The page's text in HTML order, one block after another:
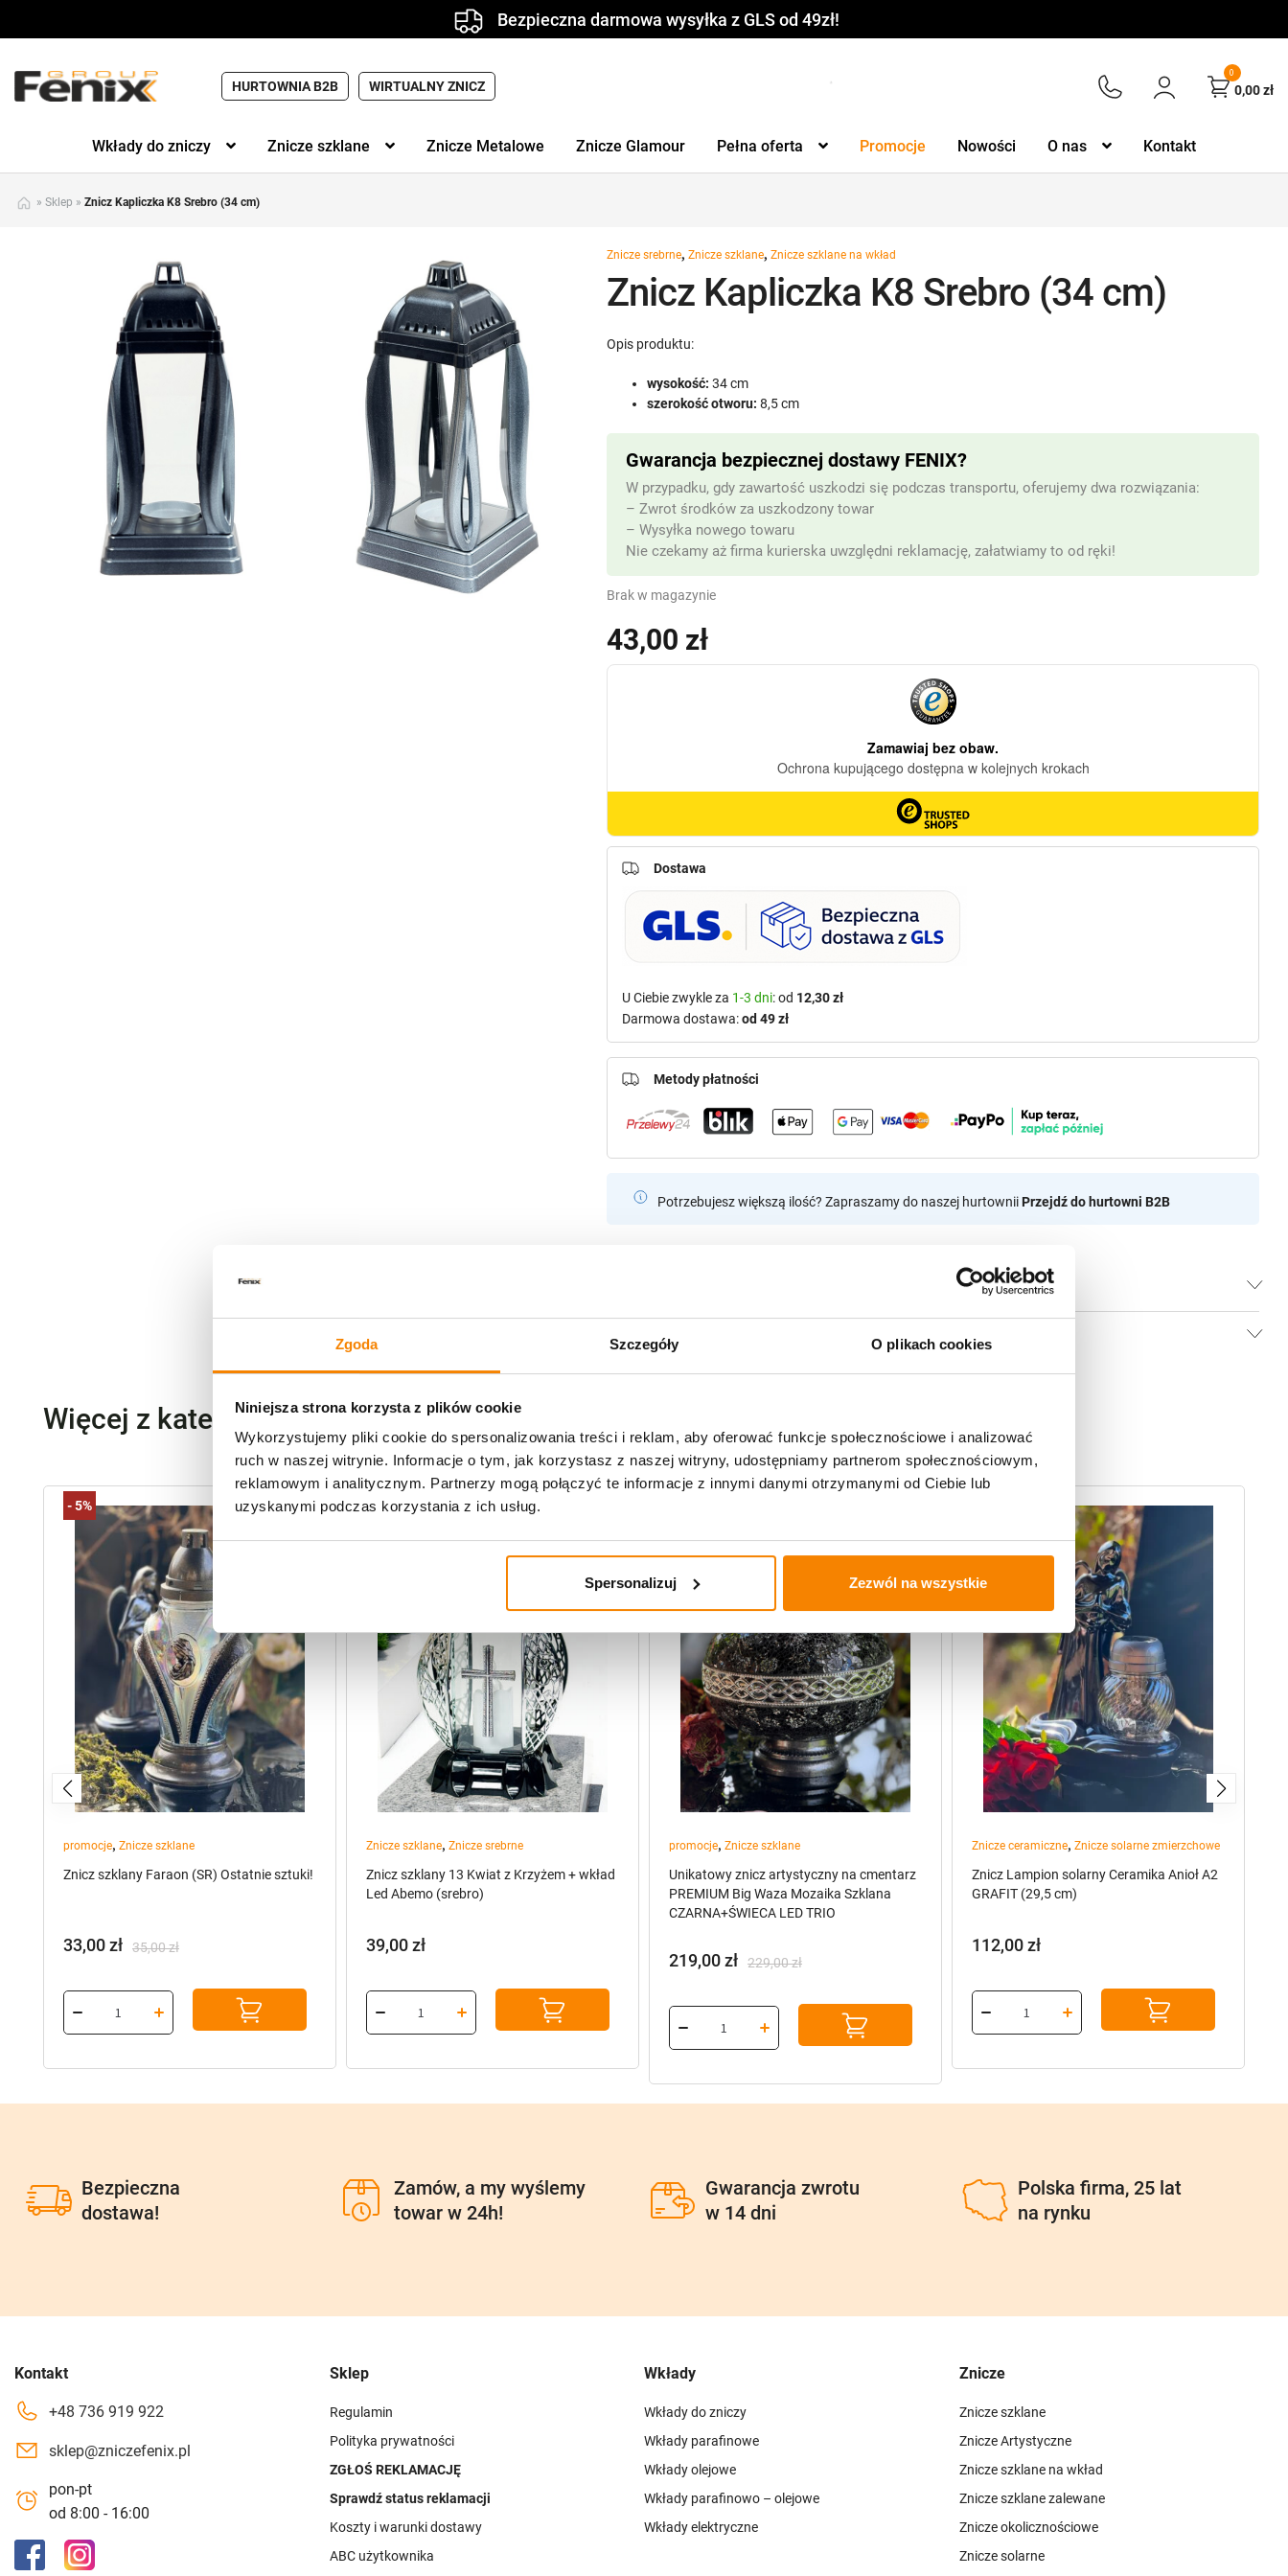
Zgoda Szczegóły O plikach cookies
Niniejsza strona korzysta z plików cookie
Wykorzystujemy pliki cookie do spersonalizowania treści i reklam, aby oferować funkcje społecznościowe i analizować
ruch w naszej witrynie. Informacje o tym, jak korzystasz z naszej witryny, udostępniamy partnerom społecznościowym,
reklamowym i analitycznym. Partnerzy mogą połączyć te informacje z innymi danymi otrzymanymi od Ciebie lub
uzyskanymi podczas korzystania z ich usług.
Spersonalizuj Zezwól na wszystkie
Bezpieczna darmowa wysyłka z GLS od 49zł!
HURTOWNIA B2B WIRTUALNY ZNICZ
0
0,00zł
Wkłady do zniczy Znicze szklane Znicze Metalowe Znicze Glamour Pełna oferta Promocje Nowości O nas Kontakt
» Sklep » Znicz Kapliczka K8 Srebro (34 cm)
Znicze srebrne,Znicze szklane,Znicze szklane na wkład
Znicz Kapliczka K8 Srebro (34 cm)
43,00 zł
Opis produktu:
wysokość: 34 cm
szerokość otworu: 8,5 cm
Brak w magazynie
Gwarancja bezpiecznej dostawy FENIX?
W przypadku, gdy zawartość uszkodzi się podczas transportu, oferujemy dwa rozwiązania:
– Zwrot środków za uszkodzony towar
– Wysyłka nowego towaru
Nie czekamy aż firma kurierska uwzględni reklamację, załatwiamy to od ręki!
Potrzebujesz większą ilość? Zapraszamy do naszej hurtowniiPrzejdź do hurtowni B2B
Dostawa
U Ciebie zwykle za 1-3 dni: od 12,30 zł
Darmowa dostawa:od 49 zł
Metody płatności
Opinie klientów
Więcej z kategorii Znicze szklane
promocje, Znicze szklane
Znicz szklany Faraon (SR) Ostatnie sztuki!
-5%
35,00zł
cena
wynosiła:
35,00 zł.
33,00zł
cena
wynosi:
33,00 zł.
Znicze szklane, Znicze srebrne
Znicz szklany 13 Kwiat z Krzyżem + wkład
Led Abemo (srebro)
39,00zł
promocje, Znicze szklane
Unikatowy znicz artystyczny na cmentarz
PREMIUM Big Waza Mozaika Szklana
CZARNA+ŚWIECA LED TRIO
229,00zł
cena
wynosiła:
229,00 zł.
219,00zł
cena
wynosi:
219,00 zł.
Znicze ceramiczne, Znicze solarne zmierzchowe
Znicz Lampion solarny Ceramika Anioł A2
GRAFIT (29,5 cm)
112,00zł
Bezpieczna
dostawa!
Zamów, a my wyślemy
towar w 24h!
Gwarancja zwrotu
w 14 dni
Polska firma, 25 lat
na rynku
Kontakt
+48 736 919 922
sklep@zniczefenix.pl
pon-pt
od 8:00 - 16:00
Sklep
Regulamin
Polityka prywatności
ZGŁOŚ REKLAMACJĘ
Sprawdź status reklamacji
Koszty i warunki dostawy
ABC użytkownika
Wkłady
Wkłady do zniczy
Wkłady parafinowe
Wkłady olejowe
Wkłady parafinowo – olejowe
Wkłady elektryczne
Znicze
Znicze szklane
Znicze Artystyczne
Znicze szklane na wkład
Znicze szklane zalewane
Znicze okolicznościowe
Znicze solarne